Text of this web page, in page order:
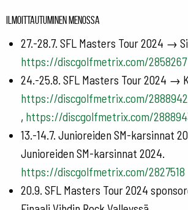
Ilmoittautuminen menossa
27.-28.7. SFL Masters Tour 2024 →
https://discgolfmetrix.com/2858267
24.-25.8. SFL Masters Tour 2024 →
https://discgolfmetrix.com/2888942
, https://discgolfmetrix.com/
13.-14.7. Junioreiden SM-karsinnat
Junioreiden SM-karsinnat 2024.
https://discgolfmetrix.com/2827518
20.9. SFL Masters Tour 2024